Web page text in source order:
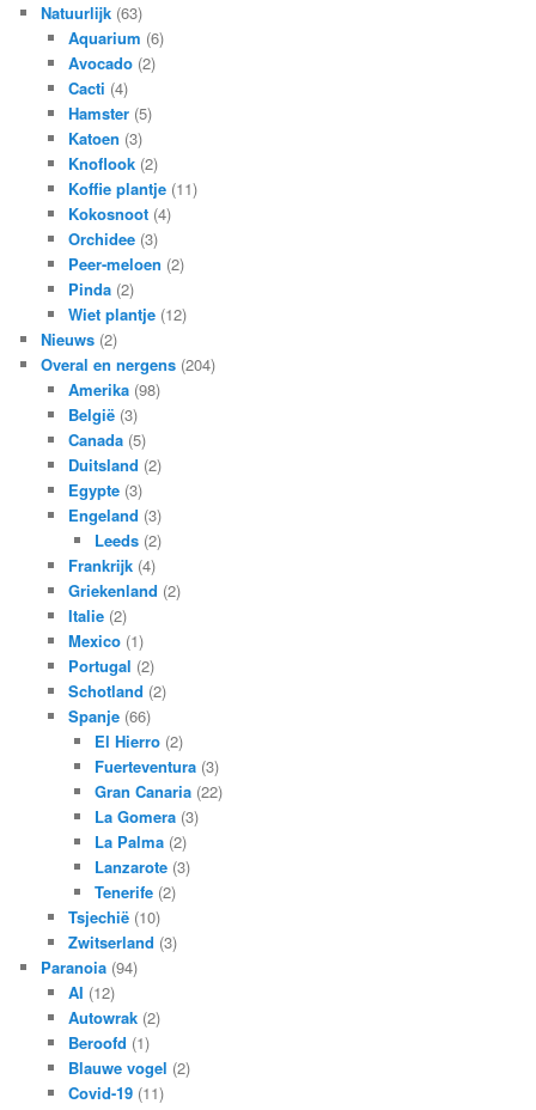
Natuurlijk (63)
Aquarium (6)
Avocado(2)
Cacti (4)
Hamster(5)
Katoen (3)
Knoflook(2)
Koffie plantje(11)
Kokosnoot(4)
Orchidee(3)
Peer-meloen (2)
Pinda(2)
Wiet plantje(12)
Nieuws (2)
Overal en nergens (204)
Amerika(98)
België(3)
Canada(5)
Duitsland (2)
Egypte(3)
Engeland (3)
Leeds (2)
Frankrijk(4)
Griekenland (2)
Italie(2)
Mexico(1)
Portugal (2)
Schotland (2)
Spanje(66)
El Hierro (2)
Fuerteventura (3)
Gran Canaria (22)
La Gomera (3)
La Palma (2)
Lanzarote (3)
Tenerife (2)
Tsjechië(10)
Zwitserland (3)
Paranoia (94)
AI (12)
Autowrak(2)
Beroofd (1)
Blauwe vogel (2)
Covid-19(11)